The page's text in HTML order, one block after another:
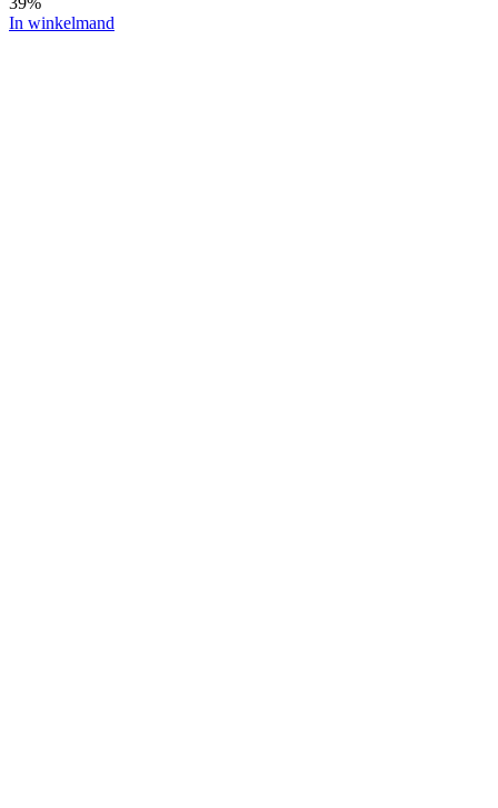
In winkelmand